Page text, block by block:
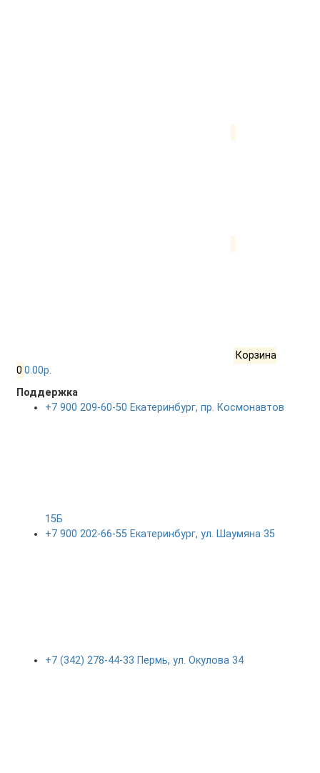
Корзина
0 0.00р.
Поддержка
+7 900 209-60-50 Екатеринбург, пр. Космонавтов
15Б
+7 900 202-66-55 Екатеринбург, ул. Шаумяна 35
+7 (342) 278-44-33 Пермь, ул. Окулова 34